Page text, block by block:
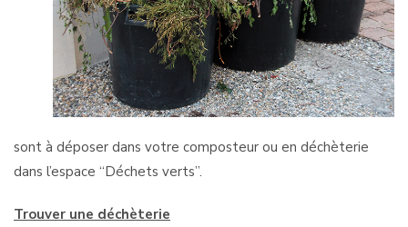
sont à déposer dans votre composteur ou en déchèterie
dans l’espace “Déchets verts”.
Trouver une déchèterie